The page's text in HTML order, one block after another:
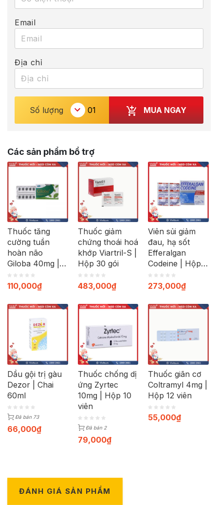
Email
Địa chỉ
Số lượng MUA NGAY
Các sản phẩm bổ trợ
Thuốc tăng
cường tuần
hoàn não
Giloba 40mg |
Hộp 30 viên
110,000₫
Thuốc giảm
chứng thoái hoá
khớp Viartril-S |
Hộp 30 gói
483,000₫
Viên sủi giảm
đau, hạ sốt
Efferalgan
Codeine | Hộp
40 viên
273,000₫
Dầu gội trị gàu
Dezor | Chai
60ml
Đã bán 73
66,000₫
Thuốc chống dị
ứng Zyrtec
10mg | Hộp 10
viên
Đã bán 2
79,000₫
Thuốc giãn cơ
Coltramyl 4mg |
Hộp 12 viên
55,000₫
ĐÁNH GIÁ SẢN PHẨM